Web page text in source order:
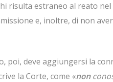
risulta estraneo al reato
e, inoltre, di non
poi, deve aggiungersi la
la Corte, come «non